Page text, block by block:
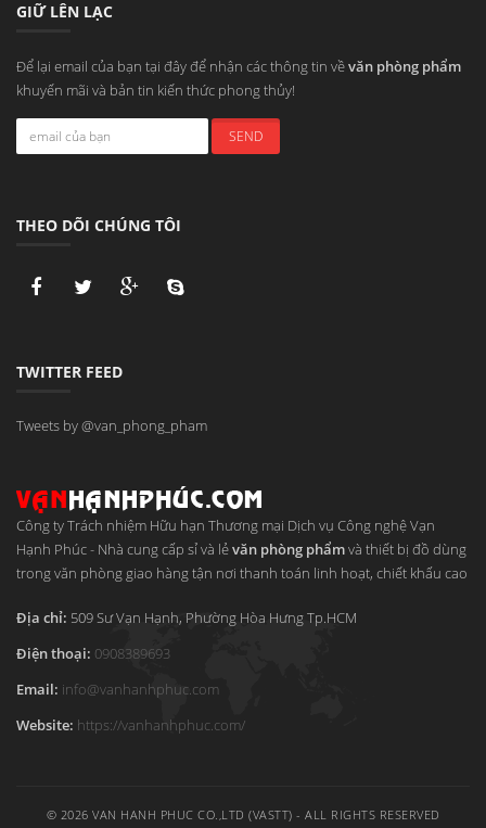
GIỮ LÊN LẠC
Để lại email của bạn tại đây để nhận các thông tin vềvăn phòng phẩm
khuyến mãi và bản tin kiến thức phong thủy!
THEO DÕI CHÚNG TÔI
TWITTER FEED
Tweets by @van_phong_pham
Công ty Trách nhiệm Hữu hạn Thương mại Dịch vụ Công nghệ Vạn
Hạnh Phúc- Nhà cung cấp sỉ và lẻvăn phòng phẩmvà thiết bị đồ dùng
trong văn phòng giao hàng tận nơi thanh toán linh hoạt, chiết khấu cao
Địa chỉ: 509 Sư Vạn Hạnh, Phường Hòa HưngTp.HCM
Điện thoại: 0908389693
Email: info@vanhanhphuc.com
Website: https://vanhanhphuc.com/
© 2026 VAN HANH PHUC CO.,LTD (VASTT) - ALL RIGHTS RESERVED